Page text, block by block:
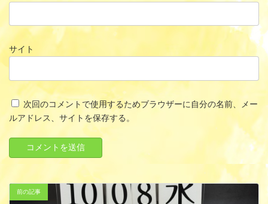
サイト
次回のコメントで使用するためブラウザーに自分の名前、メー
ルアドレス、サイトを保存する。
前の記事